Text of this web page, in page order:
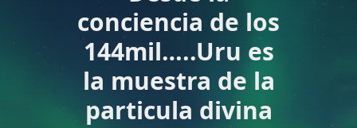
conciencia de los
144mil…..Uru es
la muestra de la
particula divina